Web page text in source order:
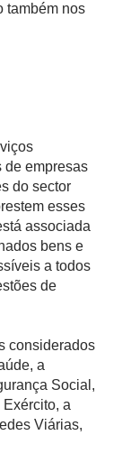
também nos
de empresas
do sector
esses
associada
bens e
a todos
de
considerados
a
Social,
a
Viárias,